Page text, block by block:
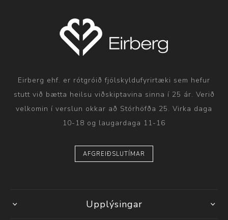
Eirberg ehf. er rótgróið fjölskyldufyrirtæki sem hefur
stutt við bætta heilsu viðskiptavina sinna í 25 ár. Verið
velkomin í verslun okkar að Stórhöfða 25. Virka daga
10-18 og laugardaga 11-16
AFGREIÐSLUTÍMAR
Upplýsingar